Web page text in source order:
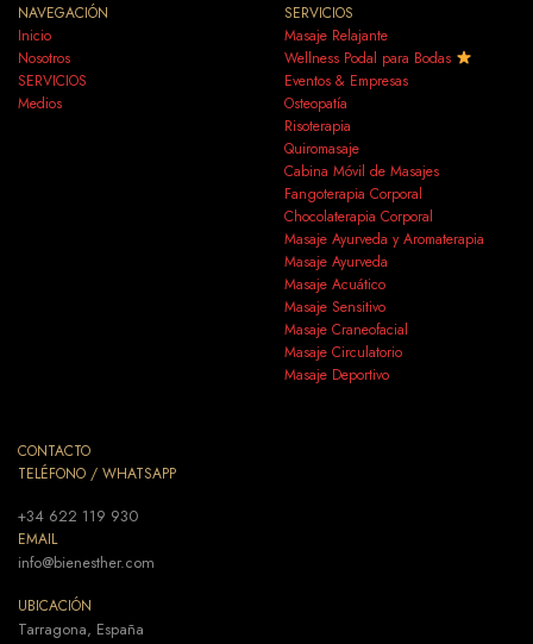
NAVEGACIÓN
Inicio
Nosotros
SERVICIOS
Medios
SERVICIOS
Masaje Relajante
Wellness Podal para Bodas
Eventos & Empresas
Osteopatía
Risoterapia
Quiromasaje
Cabina Móvil de Masajes
Fangoterapia Corporal
Chocolaterapia Corporal
Masaje Ayurveda y Aromaterapia
Masaje Ayurveda
Masaje Acuático
Masaje Sensitivo
Masaje Craneofacial
Masaje Circulatorio
Masaje Deportivo
CONTACTO
TELÉFONO / WHATSAPP
+34 622 119 930
EMAIL
info@bienesther.com
UBICACIÓN
Tarragona, España